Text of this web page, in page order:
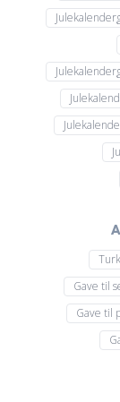
Gave til
Gave til